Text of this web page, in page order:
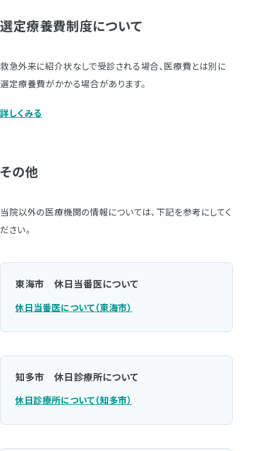
選定療養費制度について
救急外来に紹介状なしで受診される場合、医療費とは別に
選定療養費がかかる場合があります。
詳しくみる
その他
当院以外の医療機関の情報については、下記を参考にしてく
ださい。
東海市 休日当番医について
休日当番医について（東海市）
知多市 休日診療所について
休日診療所について（知多市）